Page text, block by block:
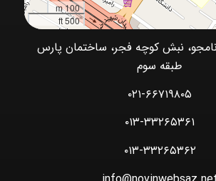
100 m
500 ft
نبش کوچه فجر، ساختمان پارس
طبقه سوم
۰۲۱-۶۶۷۱۹۸۰۵
۰۱۳-۳۳۲۶۵۳۶۱
۰۱۳-۳۳۲۶۵۳۶۲